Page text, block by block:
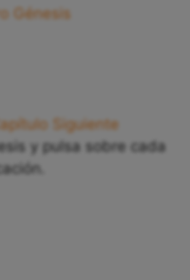
Génesis
Siguiente
y pulsa sobre cada